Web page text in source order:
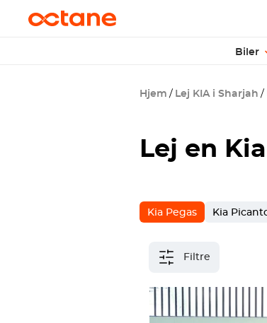
Biler
Hjem Lej KIA i Sharjah
Lej en
Kia Pegas Kia
Filtre